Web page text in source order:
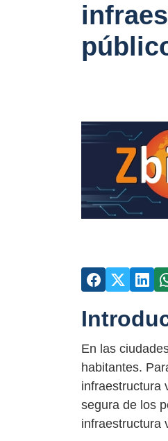
En las
habitantes.
infraestructura
segura de los
infraestructura